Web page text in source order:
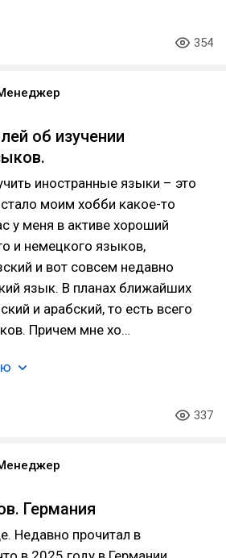
354
об изучении
иностранные языки – это
моим хобби какое-то
у меня в активе хороший
и немецкого языков,
и вот совсем недавно
язык. В планах ближайших
и арабский, то есть всего
Причем мне хо…
337
Германия
Недавно прочитал в